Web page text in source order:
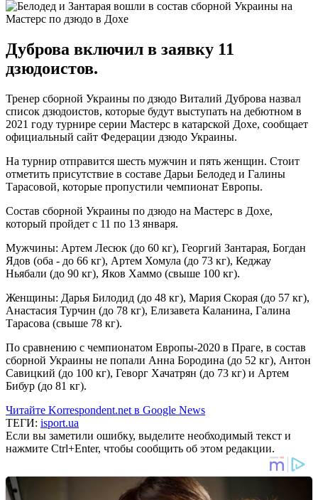
Дуброва включил в заявку 11
дзюдоистов.
Тренер сборной Украины по дзюдо Виталий Дуброва назвал
список дзюдоистов, которые будут выступать на дебютном в
2021 году турнире серии Мастерс в катарской Дохе, сообщает
официальный сайт Федерации дзюдо Украины.
На турнир отправится шесть мужчин и пять женщин. Стоит
отметить присутствие в составе Дарьи Белодед и Галины
Тарасовой, которые пропустили чемпионат Европы.
Состав сборной Украины по дзюдо на Мастерс в Дохе,
который пройдет с 11 по 13 января.
Мужчины: Артем Лесюк (до 60 кг), Георгий Зантарая, Богдан
Ядов (оба - до 66 кг), Артем Хомула (до 73 кг), Кеджау
Ньябали (до 90 кг), Яков Хаммо (свыше 100 кг).
Женщины: Дарья Билодид (до 48 кг), Мария Скорая (до 57 кг),
Анастасия Турчин (до 78 кг), Елизавета Каланина, Галина
Тарасова (свыше 78 кг).
По сравнению с чемпионатом Европы-2020 в Праге, в состав
сборной Украины не попали Анна Бородина (до 52 кг), Антон
Савицкий (до 100 кг), Геворг Хачатрян (до 73 кг) и Артем
Бибур (до 81 кг).
Читайте Korrespondent.net в Google News
ТЕГИ: isport.ua
Если вы заметили ошибку, выделите необходимый текст и
нажмите Ctrl+Enter, чтобы сообщить об этом редакции.